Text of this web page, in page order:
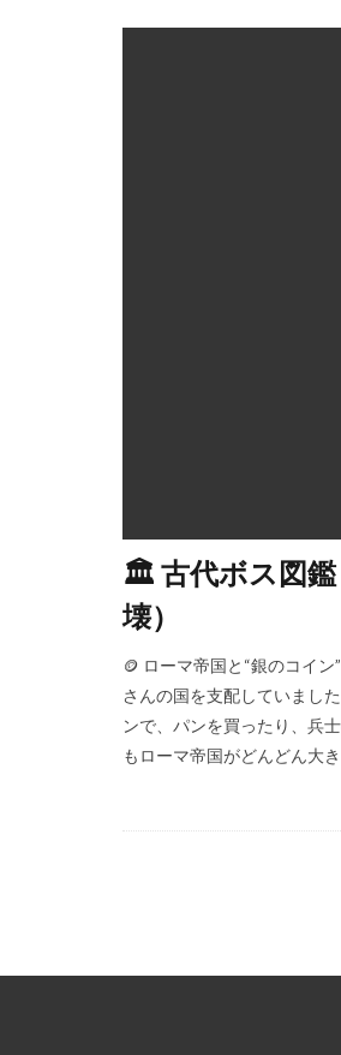
🏛 古代ボス図鑑
壊）
🪙 ローマ帝国と“銀のコイ
さんの国を支配していまし
ンで、パンを買ったり、兵
もローマ帝国がどんどん大